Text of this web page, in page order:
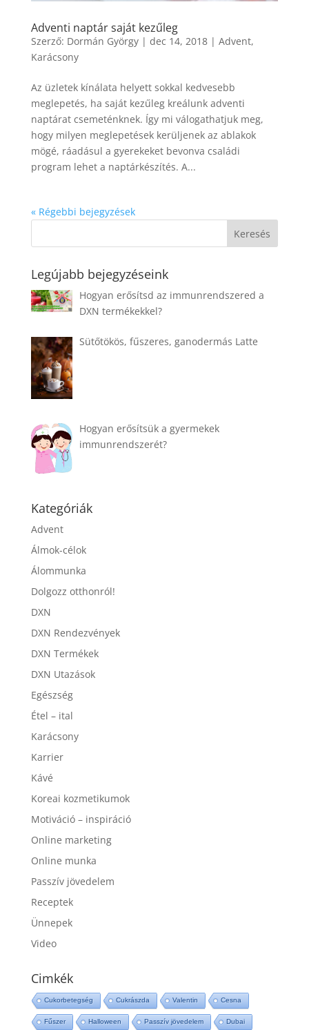
Adventi naptár saját kezűleg
Szerző: Dormán György| dec 14, 2018| Advent,
Karácsony
Az üzletek kínálata helyett sokkal kedvesebb
meglepetés, ha saját kezűleg kreálunk adventi
naptárat csemeténknek. Így mi válogathatjuk meg,
hogy milyen meglepetések kerüljenek az ablakok
mögé, ráadásul a gyerekeket bevonva családi
program lehet a naptárkészítés. A...
« Régebbi bejegyzések
Legújabb bejegyzéseink
Hogyan erősítsd az immunrendszered a
DXN termékekkel?
Sütőtökös, fűszeres, ganodermás Latte
Hogyan erősítsük a gyermekek
immunrendszerét?
Kategóriák
Advent
Álmok-célok
Álommunka
Dolgozz otthonról!
DXN
DXN Rendezvények
DXN Termékek
DXN Utazások
Egészség
Étel – ital
Karácsony
Karrier
Kávé
Koreai kozmetikumok
Motiváció – inspiráció
Online marketing
Online munka
Passzív jövedelem
Receptek
Ünnepek
Video
Cimkék
Cukorbetegség Cukrászda Valentin Cesna
Fűszer Halloween Passzív jövedelem Dubai